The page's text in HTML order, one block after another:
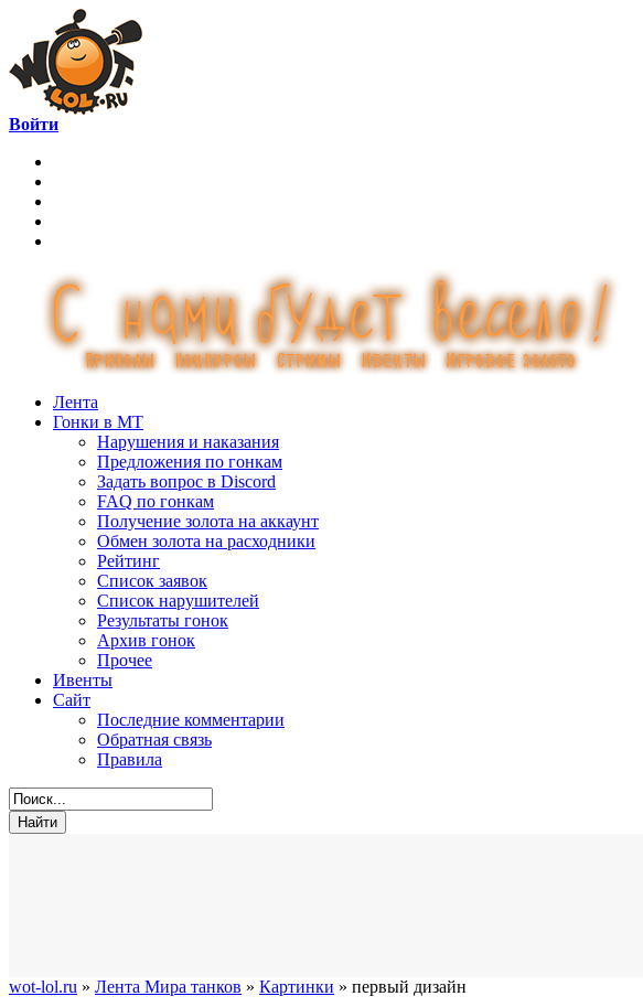
Войти
Лента
Гонки в МТ
Нарушения и наказания
Предложения по гонкам
Задать вопрос в Discord
FAQ по гонкам
Получение золота на аккаунт
Обмен золота на расходники
Рейтинг
Список заявок
Список нарушителей
Результаты гонок
Архив гонок
Прочее
Ивенты
Сайт
Последние комментарии
Обратная связь
Правила
wot-lol.ru » Лента Мира танков » Картинки » первый дизайн